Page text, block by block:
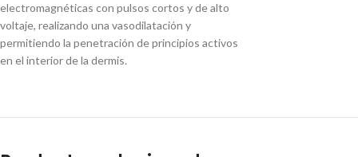
electromagnéticas con pulsos cortos y de alto
voltaje, realizando una vasodilatación y
permitiendo la penetración de principios activos
en el interior de la dermis.